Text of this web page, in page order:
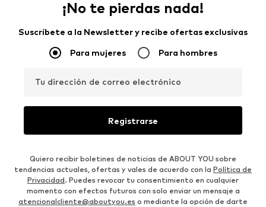
¡No te pierdas nada!
Suscríbete a la Newsletter y recibe ofertas exclusivas
Para mujeres Para hombres
Tu dirección de correo electrónico
Registrarse
Quiero recibir boletines de noticias de ABOUT YOU sobre
tendencias actuales, ofertas y vales de acuerdo con la Política de
Privacidad. Puedes revocar tu consentimiento en cualquier
momento con efectos futuros con solo enviar un mensaje a
atencionalcliente@aboutyou.es o mediante la opción de darte